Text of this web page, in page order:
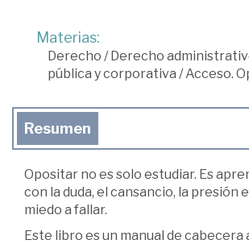
Materias:
Derecho /Derecho
pública y corporativa /Acceso.
Resumen
Opositar no es solo estudiar. Es
con la duda, el cansancio, la presión
miedo a fallar.
Este libro es un manual de